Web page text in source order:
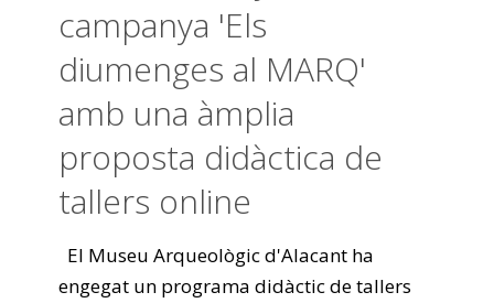
campanya 'Els
diumenges al MARQ'
amb una àmplia
proposta didàctica de
tallers online
El Museu Arqueològic d'Alacant ha
engegat un programa didàctic de tallers